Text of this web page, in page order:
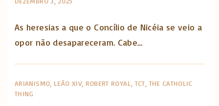
As heresias a que o Concílio de Nicéia se veio a
opor não desapareceram. Cabe…
ARIANISMO LEÃO XIV ROBERT ROYAL TCT THE CATHOLIC
THING